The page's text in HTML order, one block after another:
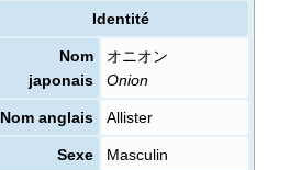
Identité
Nom
japonais
オニオン
Onion
Nom anglais Allister
Sexe Masculin